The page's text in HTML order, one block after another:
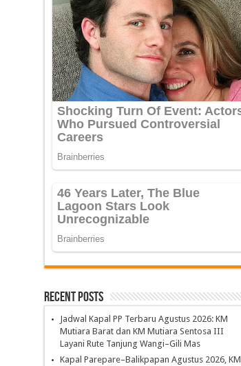
Recent Posts
Jadwal Kapal PP Terbaru Agustus 2026: KM
Mutiara Barat dan KM Mutiara Sentosa III
Layani Rute Tanjung Wangi–Gili Mas
Kapal Parepare–Balikpapan Agustus 2026, KM